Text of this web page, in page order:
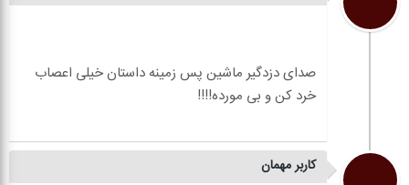
صدای دزدگیر ماشین پس زمینه داستان خیلی اعصاب
کاربر مهمان